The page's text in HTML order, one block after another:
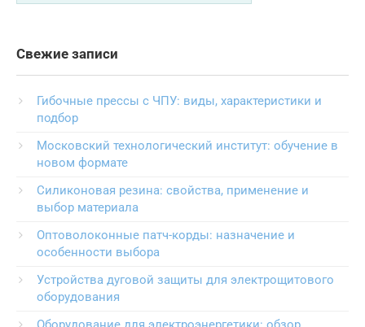
Свежие записи
Гибочные прессы с ЧПУ: виды, характеристики и
подбор
Московский технологический институт: обучение в
новом формате
Силиконовая резина: свойства, применение и
выбор материала
Оптоволоконные патч-корды: назначение и
особенности выбора
Устройства дуговой защиты для электрощитового
оборудования